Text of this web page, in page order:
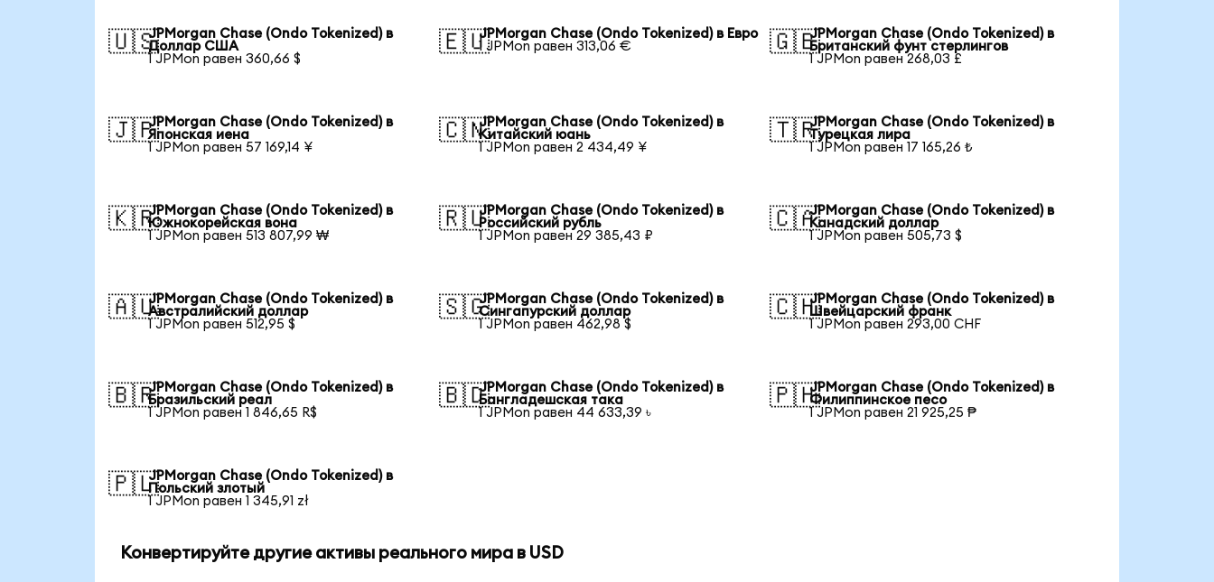
🇺🇸JPMorgan Chase (Ondo Tokenized) в
Доллар США
1 JPMon равен 360,66 $
🇪🇺JPMorgan Chase (Ondo Tokenized) в Евро
1 JPMon равен 313,06 €
🇬🇧JPMorgan Chase (Ondo Tokenized) в
Британский фунт стерлингов
1 JPMon равен 268,03 £
🇯🇵JPMorgan Chase (Ondo Tokenized) в
Японская иена
1 JPMon равен 57 169,14 ¥
🇨🇳JPMorgan Chase (Ondo Tokenized) в
Китайский юань
1 JPMon равен 2 434,49 ¥
🇹🇷JPMorgan Chase (Ondo Tokenized) в
Турецкая лира
1 JPMon равен 17 165,26 ₺
🇰🇷JPMorgan Chase (Ondo Tokenized) в
Южнокорейская вона
1 JPMon равен 513 807,99 ₩
🇷🇺JPMorgan Chase (Ondo Tokenized) в
Российский рубль
1 JPMon равен 29 385,43 ₽
🇨🇦JPMorgan Chase (Ondo Tokenized) в
Канадский доллар
1 JPMon равен 505,73 $
🇦🇺JPMorgan Chase (Ondo Tokenized) в
Австралийский доллар
1 JPMon равен 512,95 $
🇸🇬JPMorgan Chase (Ondo Tokenized) в
Сингапурский доллар
1 JPMon равен 462,98 $
🇨🇭JPMorgan Chase (Ondo Tokenized) в
Швейцарский франк
1 JPMon равен 293,00 CHF
🇧🇷JPMorgan Chase (Ondo Tokenized) в
Бразильский реал
1 JPMon равен 1 846,65 R$
🇧🇩JPMorgan Chase (Ondo Tokenized) в
Бангладешская така
1 JPMon равен 44 633,39 ৳
🇵🇭JPMorgan Chase (Ondo Tokenized) в
Филиппинское песо
1 JPMon равен 21 925,25 ₱
🇵🇱JPMorgan Chase (Ondo Tokenized) в
Польский злотый
1 JPMon равен 1 345,91 zł
Конвертируйте другие активы реального мира в USD